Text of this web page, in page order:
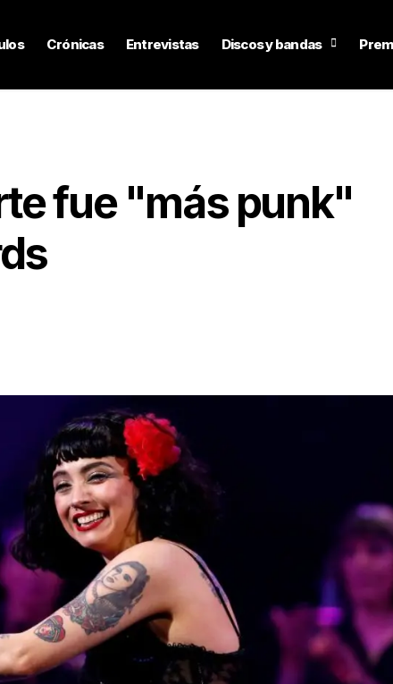
Crónicas Entrevistas Discos y bandas
fue "más punk"